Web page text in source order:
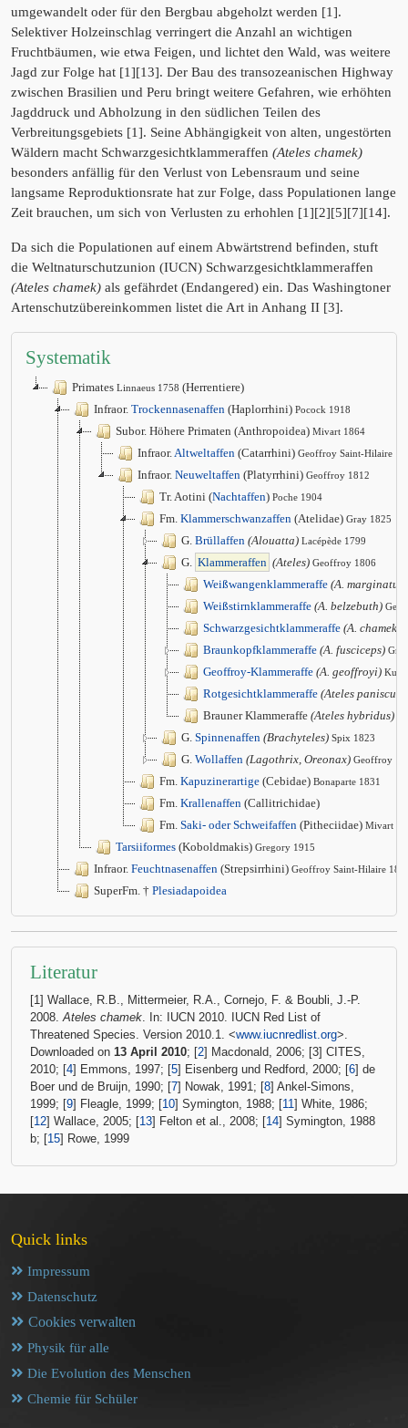
umgewandelt oder für den Bergbau abgeholzt werden [1].
Selektiver Holzeinschlag verringert die Anzahl an wichtigen
Fruchtbäumen, wie etwa Feigen, und lichtet den Wald, was weitere
Jagd zur Folge hat [1][13]. Der Bau des transozeanischen Highway
zwischen Brasilien und Peru bringt weitere Gefahren, wie erhöhten
Jagddruck und Abholzung in den südlichen Teilen des
Verbreitungsgebiets [1]. Seine Abhängigkeit von alten, ungestörten
Wäldern macht Schwarzgesichtklammeraffen (Ateles chamek)
besonders anfällig für den Verlust von Lebensraum und seine
langsame Reproduktionsrate hat zur Folge, dass Populationen lange
Zeit brauchen, um sich von Verlusten zu erhohlen [1][2][5][7][14].
Da sich die Populationen auf einem Abwärtstrend befinden, stuft
die Weltnaturschutzunion (IUCN) Schwarzgesichtklammeraffen
(Ateles chamek) als gefährdet (Endangered) ein. Das Washingtoner
Artenschutzübereinkommen listet die Art in Anhang II [3].
Systematik
Primates Linnaeus 1758 (Herrentiere)
Infraor. Trockennasenaffen (Haplorrhini) Pocock 1918
Subor. Höhere Primaten (Anthropoidea) Mivart 1864
Infraor.Altweltaffen (Catarrhini) Geoffroy Saint-Hilaire
Infraor. Neuweltaffen (Platyrrhini) Geoffroy 1812
Tr. Aotini (Nachtaffen) Poche 1904
Fm. Klammerschwanzaffen (Atelidae) Gray 1825
G. Brüllaffen (Alouatta) Lacépède 1799
G. Klammeraffen (Ateles) Geoffroy 1806
Weißwangenklammeraffe (A. marginatus)
Weißstirnklammeraffe (A. belzebuth)
Schwarzgesichtklammeraffe (A. chamek)
Braunkopfklammeraffe (A. fusciceps)
Geoffroy-Klammeraffe (A. geoffroyi) Kuhl
Rotgesichtklammeraffe (Ateles paniscus)
Brauner Klammeraffe (Ateles hybridus)
G. Spinnenaffen (Brachyteles) Spix 1823
G. Wollaffen (Lagothrix, Oreonax) Geoffroy
Fm. Kapuzinerartige (Cebidae) Bonaparte 1831
Fm. Krallenaffen (Callitrichidae)
Fm. Saki- oder Schweifaffen (Pitheciidae) Mivart
Tarsiiformes (Koboldmakis) Gregory 1915
Infraor. Feuchtnasenaffen (Strepsirrhini) Geoffroy Saint-Hilaire
SuperFm. † Plesiadapoidea
Literatur
[1] Wallace, R.B., Mittermeier, R.A., Cornejo, F. & Boubli, J.-P.
2008.Ateles chamek. In: IUCN 2010. IUCN Red List of
Threatened Species. Version 2010.1. <www.iucnredlist.org>.
Downloaded on 13 April 2010; [2] Macdonald, 2006; [3] CITES,
2010; [4] Emmons, 1997; [5] Eisenberg und Redford, 2000; [6] de
Boer und de Bruijn, 1990; [7] Nowak, 1991; [8] Ankel-Simons,
1999; [9] Fleagle, 1999; [10] Symington, 1988; [11] White, 1986;
[12] Wallace, 2005; [13] Felton et al., 2008; [14] Symington, 1988
b; [15] Rowe, 1999
Quick links
Impressum
Datenschutz
Cookies verwalten
Physik für alle
Die Evolution des Menschen
Chemie für Schüler